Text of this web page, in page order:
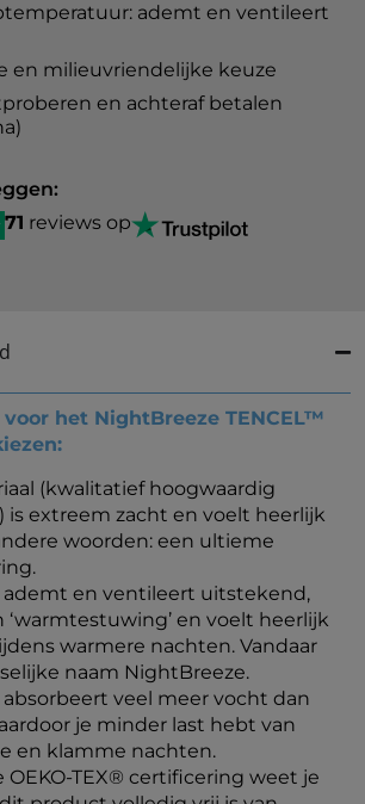
ademt en ventileert
en milieuvriendelijke keuze
en achteraf betalen
71 reviews op
voor het NightBreeze TENCEL™
(kwalitatief hoogwaardig
is extreem zacht en voelt heerlijk
woorden: een ultieme
ademt en ventileert uitstekend,
‘warmtestuwing’ en voelt heerlijk
warmere nachten. Vandaar
naam NightBreeze.
absorbeert veel meer vocht dan
je minder last hebt van
en klamme nachten.
OEKO-TEX® certificering weet je